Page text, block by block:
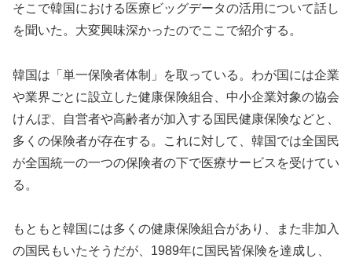
そこで韓国における医療ビッグデータの活用について話し
を聞いた。大変興味深かったのでここで紹介する。
韓国は「単一保険者体制」を取っている。わが国には企業
や業界ごとに設立した健康保険組合、中小企業対象の協会
けんぽ、自営者や高齢者が加入する国民健康保険などと、
多くの保険者が存在する。これに対して、韓国では全国民
が全国統一の一つの保険者の下で医療サービスを受けてい
る。
もともと韓国には多くの健康保険組合があり、また非加入
の国民もいたそうだが、1989年に国民皆保険を達成し、